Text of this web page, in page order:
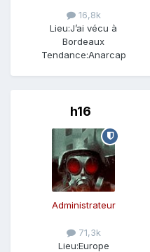
16,8k
Lieu:J’ai vécu à
Bordeaux
Tendance:Anarcap
h16
Administrateur
71,3k
Lieu:Europe